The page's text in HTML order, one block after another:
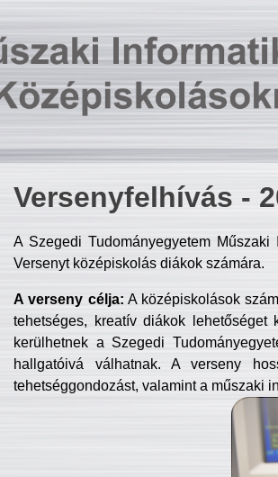
Versenyfelhívás -
A Szegedi Tudományegyetem
Versenyt középiskolás diákok számára.
A verseny célja: A középiskolások
tehetséges, kreatív diákok lehetőséget
kerülhetnek a Szegedi
hallgatóivá válhatnak. A verseny
tehetséggondozást, valamint a műszaki